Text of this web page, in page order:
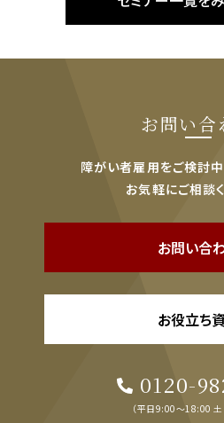
お問い合
障がい者雇用をご検討
お気軽にご相談
お問い合
お役立ち
0120-
（平日9:00～18:00 土